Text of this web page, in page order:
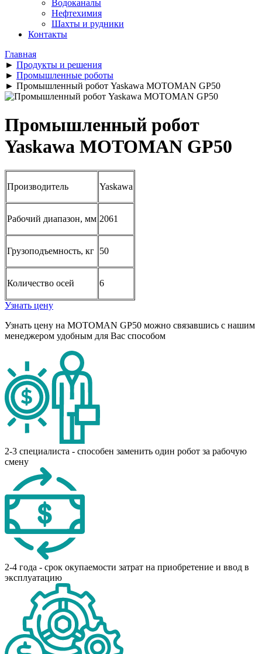
Водоканалы
Нефтехимия
Шахты и рудники
Контакты
Главная
► Продукты и решения
► Промышленные роботы
► Промышленный робот Yaskawa MOTOMAN GP50
Промышленный робот
Yaskawa MOTOMAN GP50
Производитель Yaskawa
Рабочий диапазон, мм 2061
Грузоподъемность, кг 50
Количество осей 6
Узнать цену
Узнать цену на MOTOMAN GP50 можно связавшись с нашим
менеджером удобным для Вас способом
2-3 специалиста - способен заменить один робот за рабочую
смену
2-4 года - срок окупаемости затрат на приобретение и ввод в
эксплуатацию